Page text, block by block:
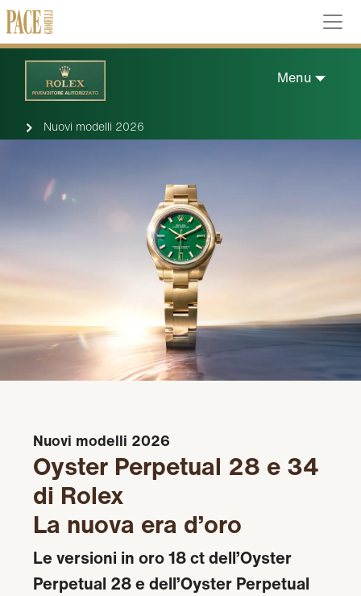
Menu
Nuovi modelli 2026
Nuovi modelli 2026
Oyster Perpetual 28 e 34
di Rolex
La nuova era d’oro
Le versioni in oro 18 ct dell’Oyster
Perpetual 28 e dell’Oyster Perpetual